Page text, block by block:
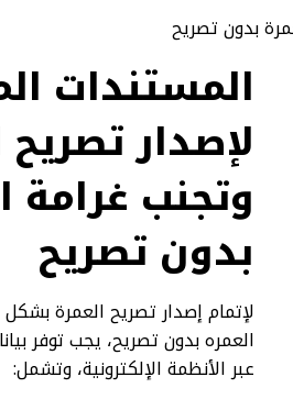
المستندات
لإصدار تصريح
وتجنب غرامة
بدون تصريح
لإتمام إصدار تصريح العمرة
العمره بدون تصريح، يجب توفر
عبر الأنظمة الإلكترونية، وتشمل: